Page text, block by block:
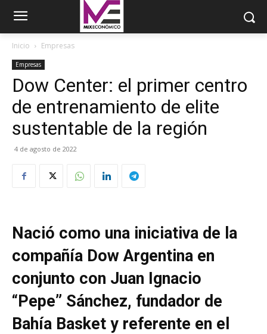
Inicio Empresas
Empresas
Dow Center: el primer centro
de entrenamiento de elite
sustentable de la región
4 de agosto de 2022
Nació como una iniciativa de la
compañía Dow Argentina en
conjunto con Juan Ignacio
“Pepe” Sánchez, fundador de
Bahía Basket y referente en el